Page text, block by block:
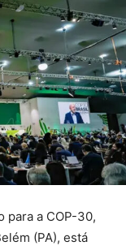
para a COP-30,
(PA), está